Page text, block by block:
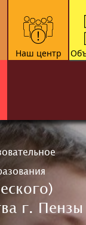
Наш центр
г. Пензы